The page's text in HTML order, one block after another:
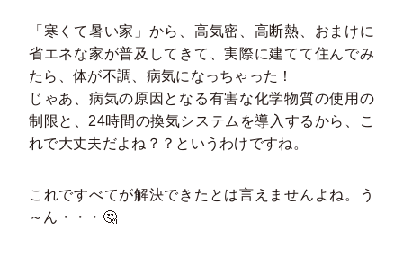
「寒くて暑い家」から、高気密、高断熱、おまけに
省エネな家が普及してきて、実際に建てて住んでみ
たら、体が不調、病気になっちゃった！
じゃあ、病気の原因となる有害な化学物質の使用の
制限と、24時間の換気システムを導入するから、こ
れで大丈夫だよね？？というわけですね。
これですべてが解決できたとは言えませんよね。う
～ん・・・🤔